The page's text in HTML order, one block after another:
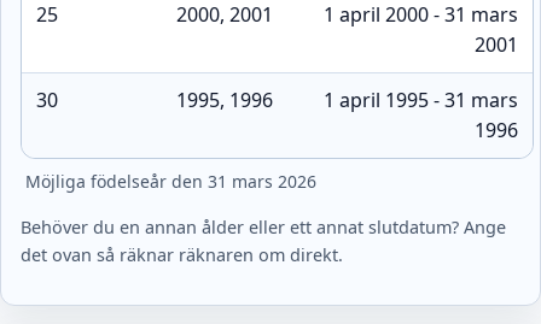
Möjliga födelseår den 31 mars 2026
25 2000, 2001
1 april 2000 - 31 mars
2001
30 1995, 1996
1 april 1995 - 31 mars
1996
Behöver du en annan ålder eller ett annat slutdatum? Ange
det ovan så räknar räknaren om direkt.